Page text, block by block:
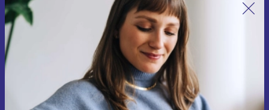
Iscriviti per la prima volta alla nostra
newsletter e ottieni 15€ di sconto!
Non farti più scappare le migliori offerte.